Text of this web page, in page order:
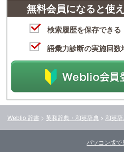
無料会員になると使
検索履歴を保存できる
語彙力診断の実施回数
Weblio 辞書 > 英和辞典・和英辞典 > 和英辞
パソコン版で